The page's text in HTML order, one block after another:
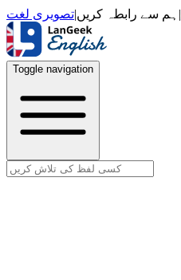
| ہم سے رابطہ کریں|تصویری لغت
Toggle navigation